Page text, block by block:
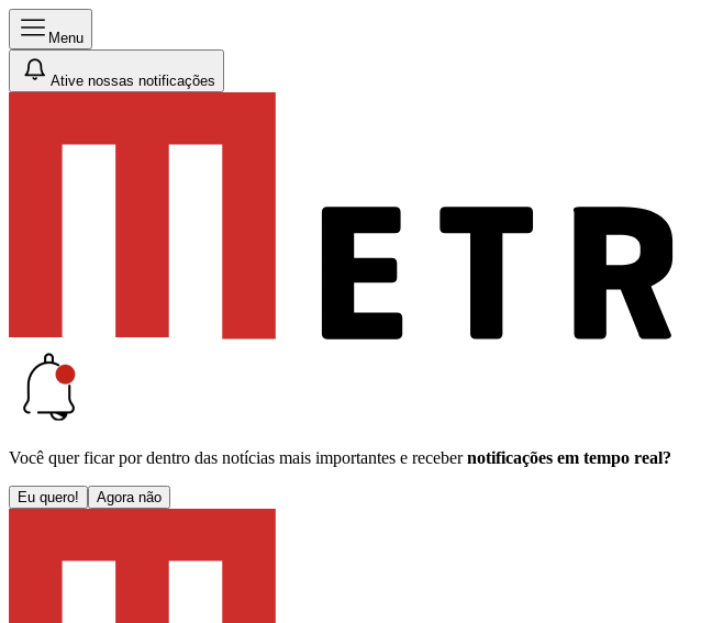
Menu
Ative nossas notificações
Você quer ficar por dentro das notícias mais importantes e receber notificações em tempo real?
Eu quero! Agora não